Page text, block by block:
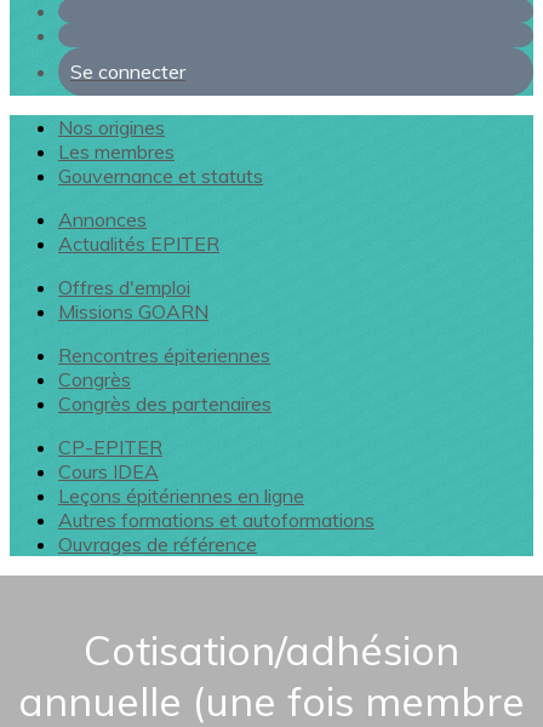
Se connecter
Nos origines
Les membres
Gouvernance et statuts
Annonces
Actualités EPITER
Offres d'emploi
Missions GOARN
Rencontres épiteriennes
Congrès
Congrès des partenaires
CP-EPITER
Cours IDEA
Leçons épitériennes en ligne
Autres formations et autoformations
Ouvrages de référence
Cotisation/adhésion
annuelle (une fois membre